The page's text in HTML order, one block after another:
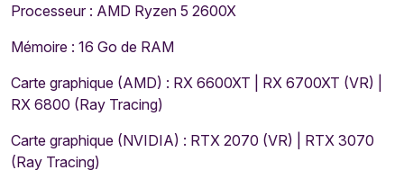
Processeur : AMD Ryzen 5 2600X
Mémoire : 16 Go de RAM
Carte graphique (AMD) : RX 6600XT | RX 6700XT (VR) |
RX 6800 (Ray Tracing)
Carte graphique (NVIDIA) : RTX 2070 (VR) | RTX 3070
(Ray Tracing)